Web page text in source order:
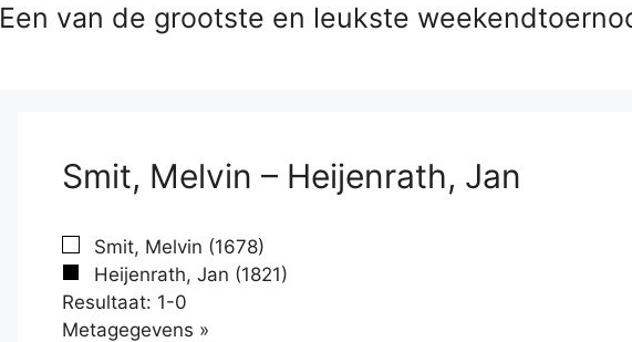
Een van de grootste en leukste
Smit, Melvin – Heijenrath, Jan
Smit, Melvin (1678)
Heijenrath, Jan (1821)
Resultaat: 1-0
Metagegevens »